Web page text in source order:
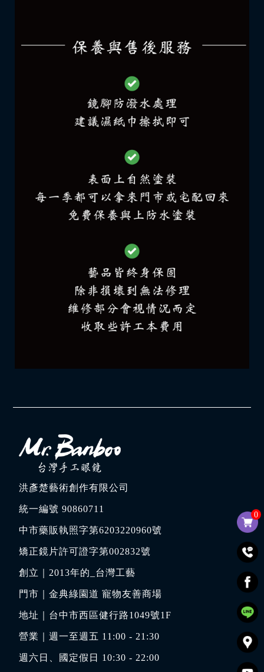
0
洪彥楚藝術創作有限公司
統一編號 90860711
中市藥販執照字第6203220960號
矯正鏡片許可證字第002832號
創立｜ 2013年的_台灣工藝
門市｜金典綠園道 寵物友善商場
地址｜ 台中市西區健行路1049號1F
營業｜週一至週五 11:00 - 21:30
週六日、國定假日 10:30 - 22:00